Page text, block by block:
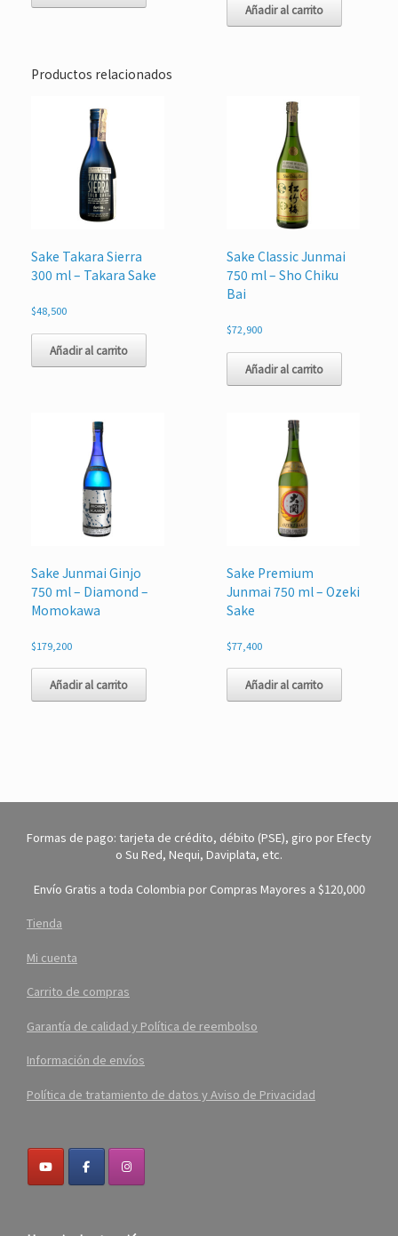
Añadir al carrito
Productos relacionados
Sake Takara Sierra
300 ml – Takara Sake
$48,500
Añadir al carrito
Sake Classic Junmai
750 ml – Sho Chiku
Bai
$72,900
Añadir al carrito
Sake Junmai Ginjo
750 ml – Diamond –
Momokawa
$179,200
Añadir al carrito
Sake Premium
Junmai 750 ml – Ozeki
Sake
$77,400
Añadir al carrito
Formas de pago: tarjeta de crédito, débito (PSE), giro por Efecty
o Su Red, Nequi, Daviplata, etc.
Envío Gratis a toda Colombia por Compras Mayores a $120,000
Tienda
Mi cuenta
Carrito de compras
Garantía de calidad y Política de reembolso
Información de envíos
Política de tratamiento de datos y Aviso de Privacidad